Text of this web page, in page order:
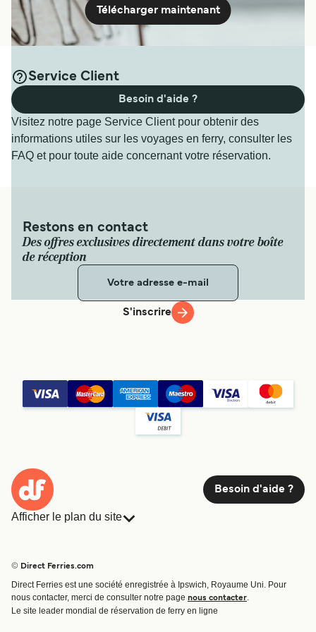
Voir prix
Ferry Cos - Turgutreis
Dentur Avrasya
7Traversées / Semaine
30 min
Ferry Leros - Bodrum
6Traversées / Semaine
45 min
Makri Travel
6Traversées / Semaine
1heure
Ferry Patmos - Kusadasi
de Samos à la Turquie.
Télécharger maintenant
Service Client
Visitez notre page Service Client pour obtenir des
informations utiles sur les voyages en ferry, consulter les
FAQ et pour toute aide concernant votre réservation.
Besoin d'aide ?
Restons en contact
Des offres exclusives directement dans votre boîte
de réception
S'inscrire
Besoin d'aide ?
Afficher le plan du site
Traversées et ports
Billet de bateau
© Direct Ferries.com
Direct Ferries est une société enregistrée à Ipswich, Royaume Uni. Pour
nous contacter, merci de consulter notre page nous contacter.
Le site leader mondial de réservation de ferry en ligne